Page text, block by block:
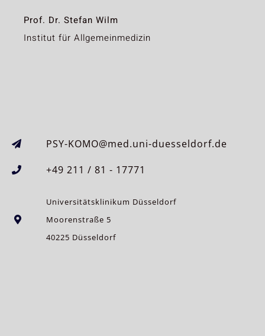
Prof. Dr. Stefan Wilm
Institut für Allgemeinmedizin
PSY-KOMO@med.uni-duesseldorf.de
+49 211 / 81 - 17771
Universitätsklinikum Düsseldorf
Moorenstraße 5
40225 Düsseldorf